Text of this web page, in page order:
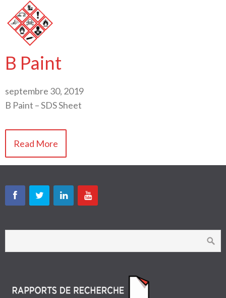
B Paint
septembre 30, 2019
B Paint – SDS Sheet
Read More